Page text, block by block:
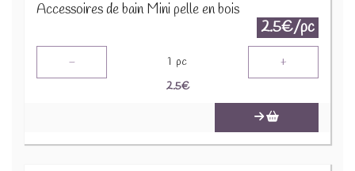
Accessoires de bain Mini pelle en bois
2.5€/pc
- 1 pc +
2.5€